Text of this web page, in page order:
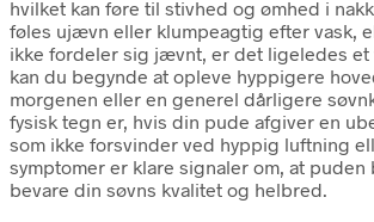
hvilket kan føre til stivhed og ømhed i
føles ujævn eller klumpeagtig efter vask,
ikke fordeler sig jævnt, er det ligeledes et
kan du begynde at opleve hyppigere
morgenen eller en generel dårligere
fysisk tegn er, hvis din pude afgiver en
som ikke forsvinder ved hyppig luftning
symptomer er klare signaler om, at puden
bevare din søvns kvalitet og helbred.